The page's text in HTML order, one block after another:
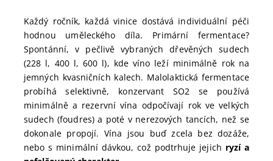
Každý ročník, každá vinice dostává individuální péči
hodnou uměleckého díla. Primární fermentace?
Spontánní, v pečlivě vybraných dřevěných sudech
(228 l, 400 l, 600 l), kde víno leží minimálně rok na
jemných kvasničních kalech. Malolaktická fermentace
probíhá selektivně, konzervant SO2 se používá
minimálně a rezervní vína odpočívají rok ve velkých
sudech (foudres) a poté v nerezových tancích, než se
dokonale propojí. Vína jsou buď zcela bez dozáže,
nebo s minimální dávkou, což podtrhuje jejich ryzí a